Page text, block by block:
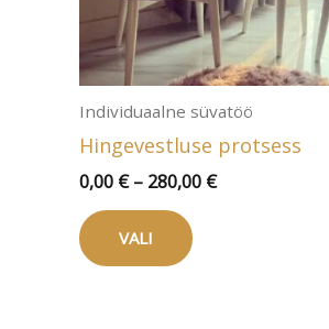
Individuaalne süvatöö
Hingevestluse protsess
0,00 € – 280,00 €Hinnavahemik:
VALI
tootel